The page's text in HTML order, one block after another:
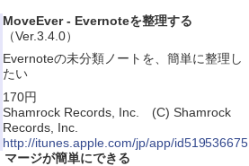
MoveEver - Evernoteを整理する
（Ver.3.4.0）
Evernoteの未分類ノートを、簡単に整理し
たい
170円
Shamrock Records, Inc. (C) Shamrock
Records, Inc.
http://itunes.apple.com/jp/app/id519536675
マージが簡単にできる